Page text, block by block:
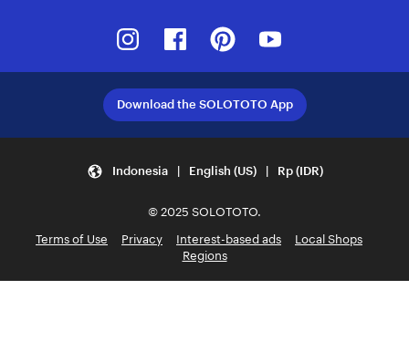
InstagramFacebookPinterest
Download the SOLOTOTO App
Indonesia | English (US) | Rp (IDR)
© 2025 SOLOTOTO.
Terms of Use
Privacy Interest-based ads
Local Shops
Regions